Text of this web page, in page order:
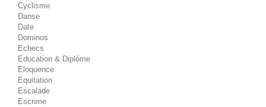
Cyclisme
Danse
Date
Dominos
Echecs
Education & Diplôme
Eloquence
Equitation
Escalade
Escrime